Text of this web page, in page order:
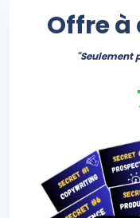
Offre à
"Seulement